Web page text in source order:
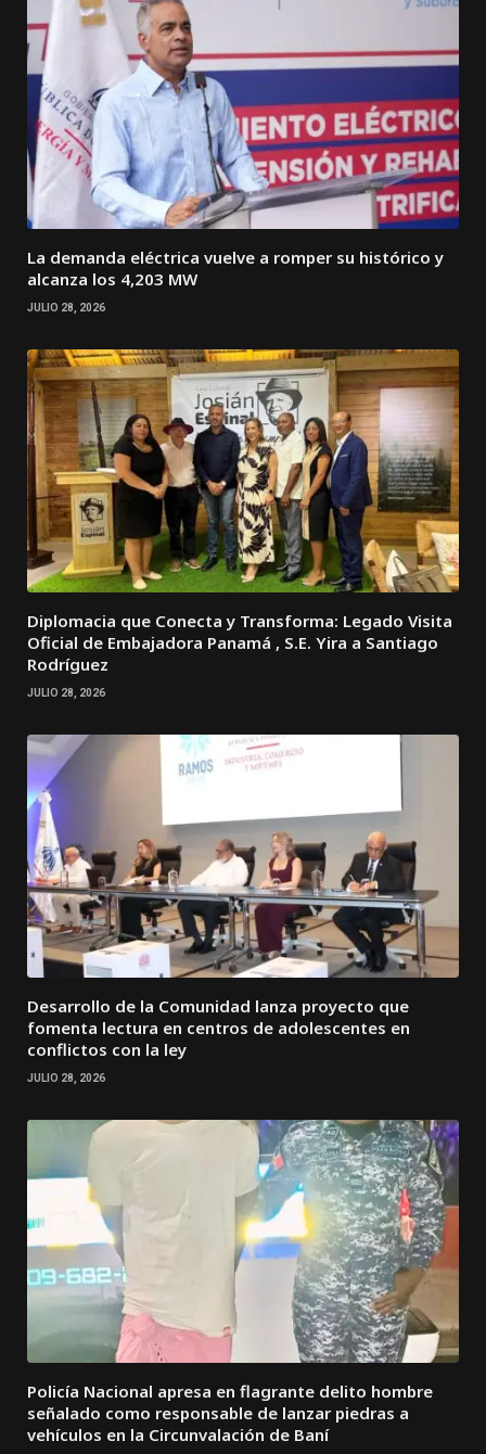
La demanda eléctrica vuelve a romper su histórico y
alcanza los 4,203 MW
JULIO 28, 2026
Diplomacia que Conecta y Transforma: Legado Visita
Oficial de Embajadora Panamá , S.E. Yira a Santiago
Rodríguez
JULIO 28, 2026
Desarrollo de la Comunidad lanza proyecto que
fomenta lectura en centros de adolescentes en
conflictos con la ley
JULIO 28, 2026
Policía Nacional apresa en flagrante delito hombre
señalado como responsable de lanzar piedras a
vehículos en la Circunvalación de Baní